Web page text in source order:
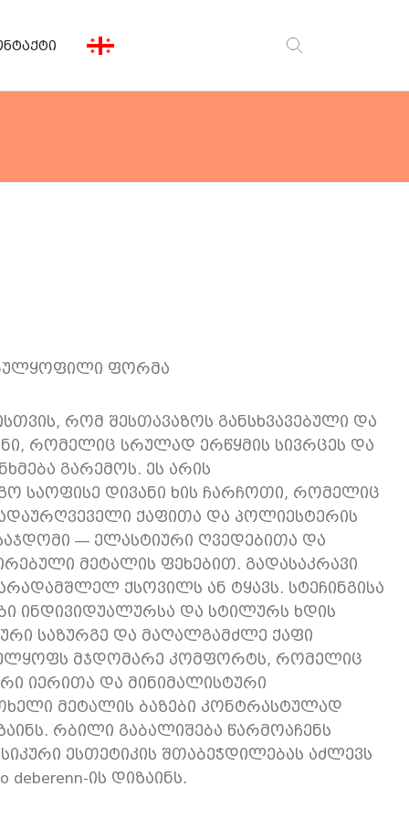
ფორმა
რომ შესთავაზოს განსხვავებული და
რომელიც სრულად ერწყმის სივრცეს და
გარემოს. ეს არის
საოფისე დივანი ხის ჩარჩოთი, რომელიც
ქაფითა და პოლიესტერის
— ელასტიური ღვედებითა და
მეტალის ფეხებით. გადასაკრავი
ქსოვილს ან ტყავს. სტეჩინგისა
ინდივიდუალურსა და სტილურს ხდის
საზურგე და მაღალგამძლე ქაფი
მჯდომარე კომფორტს, რომელიც
იერითა და მინიმალისტური
მეტალის ბაზები კონტრასტულად
რბილი გაბალიშება წარმოაჩენს
ესთეტიკის შთაბეჭდილებას აძლევს
ის დიზაინს.